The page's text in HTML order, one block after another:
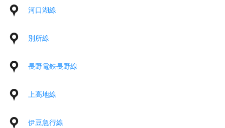
河口湖線
別所線
長野電鉄長野線
上高地線
伊豆急行線